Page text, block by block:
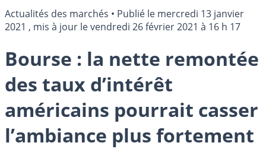
Actualités des marchés • Publié le mercredi 13 janvier
2021 , mis à jour levendredi 26 février 2021 à 16 h 17
Bourse : la nette remontée
des taux d’intérêt
américains pourrait casser
l’ambiance plus fortement